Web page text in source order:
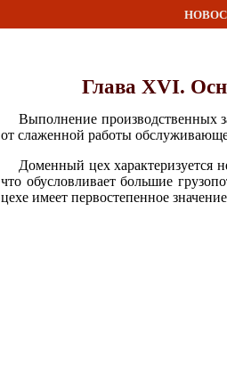
Глава XVI.
Выполнение производственных
от слаженной работы
Доменный цех характеризуется
что обусловливает большие
цехе имеет первостепенное